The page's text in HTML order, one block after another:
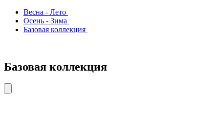
Весна - Лето
Осень - Зима
Базовая коллекция
Базовая коллекция